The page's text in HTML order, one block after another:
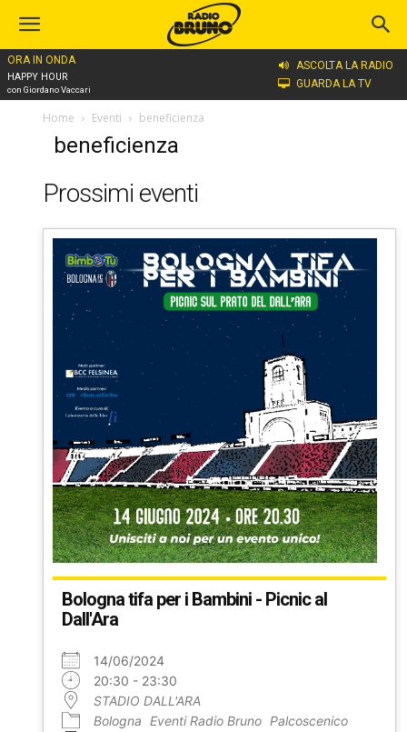
ORA IN ONDA
HAPPY HOUR
con Giordano Vaccari
ASCOLTA LA RADIO
GUARDA LA TV
Home Eventi beneficienza
beneficienza
Prossimi eventi
Bologna tifa per i Bambini - Picnic al
Dall'Ara
14/06/2024
20:30 - 23:30
STADIO DALL'ARA
Bologna
Eventi Radio Bruno Palcoscenico